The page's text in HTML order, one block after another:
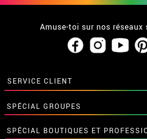
Amuse-toi sur nos réseaux
SERVICE CLIENT
• Qui sommes-nous?
• CGV
• Mentions légaleset Proteccion des
SPÉCIAL GROUPES
Remises spéciales pour groupes et
SPÉCIAL BOUTIQUES ET